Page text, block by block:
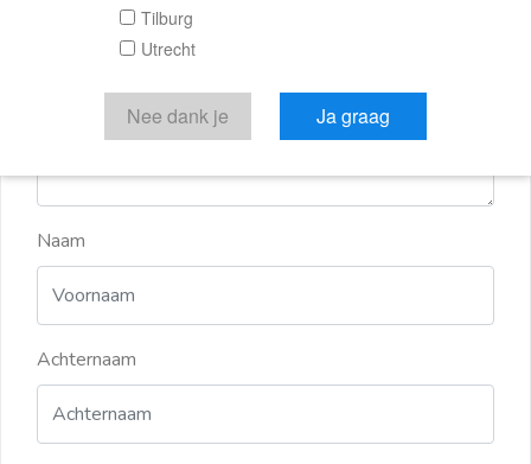
Door een bericht te sturen kom je in contact met de
aanbieder of makelaar van de woning.
Naam
Achternaam
Tilburg
Utrecht
Nee dank je Ja graag